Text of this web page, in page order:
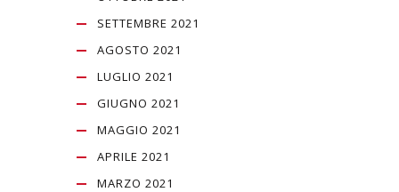
SETTEMBRE 2021
AGOSTO 2021
LUGLIO 2021
GIUGNO 2021
MAGGIO 2021
APRILE 2021
MARZO 2021